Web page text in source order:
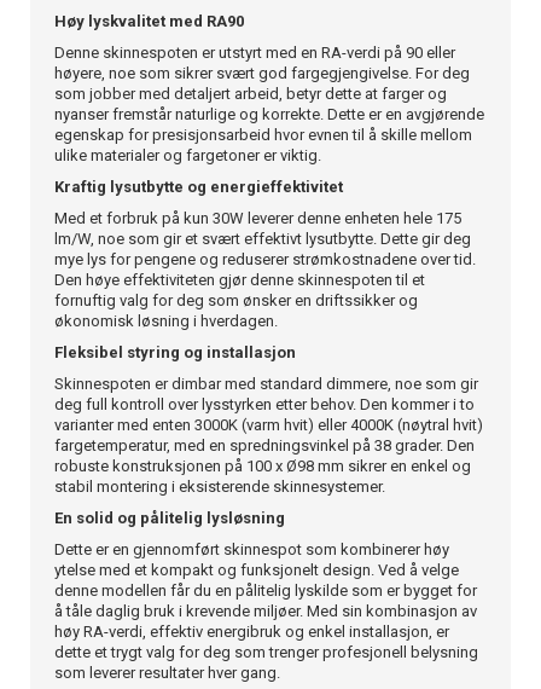
Høy lyskvalitet med RA90
Denne skinnespoten er utstyrt med en RA-verdi på 90 eller
høyere, noe som sikrer svært god fargegjengivelse. For deg
som jobber med detaljert arbeid, betyr dette at farger og
nyanser fremstår naturlige og korrekte. Dette er en avgjørende
egenskap for presisjonsarbeid hvor evnen til å skille mellom
ulike materialer og fargetoner er viktig.
Kraftig lysutbytte og energieffektivitet
Med et forbruk på kun 30W leverer denne enheten hele 175
lm/W, noe som gir et svært effektivt lysutbytte. Dette gir deg
mye lys for pengene og reduserer strømkostnadene over tid.
Den høye effektiviteten gjør denne skinnespoten til et
fornuftig valg for deg som ønsker en driftssikker og
økonomisk løsning i hverdagen.
Fleksibel styring og installasjon
Skinnespoten er dimbar med standard dimmere, noe som gir
deg full kontroll over lysstyrken etter behov. Den kommer i to
varianter med enten 3000K (varm hvit) eller 4000K (nøytral hvit)
fargetemperatur, med en spredningsvinkel på 38 grader. Den
robuste konstruksjonen på 100 x Ø98 mm sikrer en enkel og
stabil montering i eksisterende skinnesystemer.
En solid og pålitelig lysløsning
Dette er en gjennomført skinnespot som kombinerer høy
ytelse med et kompakt og funksjonelt design. Ved å velge
denne modellen får du en pålitelig lyskilde som er bygget for
å tåle daglig bruk i krevende miljøer. Med sin kombinasjon av
høy RA-verdi, effektiv energibruk og enkel installasjon, er
dette et trygt valg for deg som trenger profesjonell belysning
som leverer resultater hver gang.